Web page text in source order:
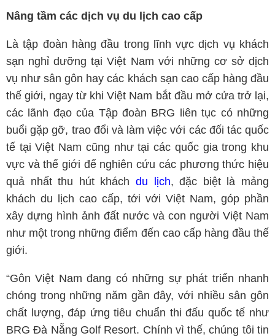
Nâng tầm các dịch vụ du lịch cao cấp
Là tập đoàn hàng đầu trong lĩnh vực dịch vụ khách
sạn nghỉ dưỡng tại Việt Nam với những cơ sở dịch
vụ như sân gôn hay các khách sạn cao cấp hàng đầu
thế giới, ngay từ khi Việt Nam bắt đầu mở cửa trở lại,
các lãnh đạo của Tập đoàn BRG liên tục có những
buổi gặp gỡ, trao đổi và làm việc với các đối tác quốc
tế tại Việt Nam cũng như tại các quốc gia trong khu
vực và thế giới để nghiên cứu các phương thức hiệu
quả nhất thu hút khách du lịch, đặc biệt là mảng
khách du lịch cao cấp, tới với Việt Nam, góp phần
xây dựng hình ảnh đất nước và con người Việt Nam
như một trong những điểm đến cao cấp hàng đầu thế
giới.
“Gôn Việt Nam đang có những sự phát triển nhanh
chóng trong những năm gần đây, với nhiều sân gôn
chất lượng, đáp ứng tiêu chuẩn thi đấu quốc tế như
BRG Đà Nẵng Golf Resort. Chính vì thế, chúng tôi tin